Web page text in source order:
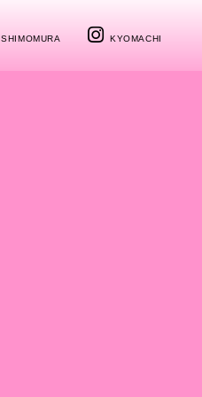
SHIMOMURA KYOMACHI